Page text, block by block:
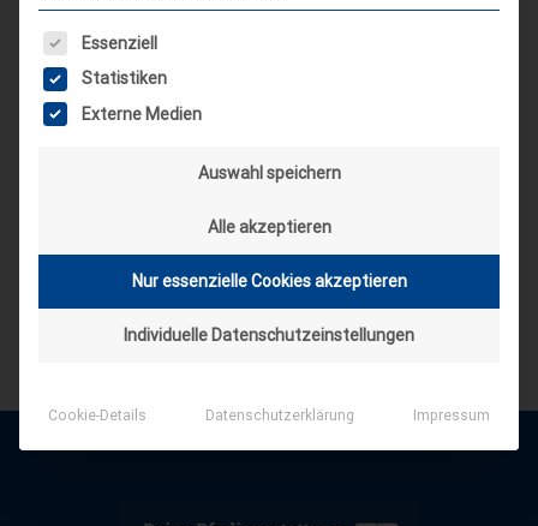
Es folgt eine Liste der Service-Gruppen, für die eine
Essenziell
Statistiken
Externe Medien
Auswahl speichern
Alle akzeptieren
Nur essenzielle Cookies akzeptieren
Individuelle Datenschutzeinstellungen
Cookie-Details Datenschutzerklärung Impressum